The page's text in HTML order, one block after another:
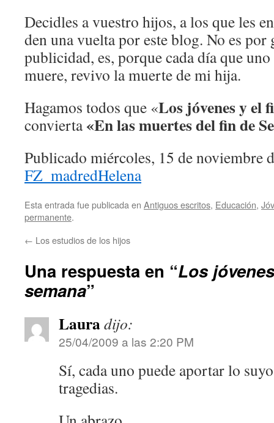
Decidles a vuestro hijos, a los que les
den una vuelta por este blog. No es por
publicidad, es, porque cada día que
muere, revivo la muerte de mi hija.
Hagamos todos que «Los jóvenes y el
convierta«En las muertes del fin de
Publicado miércoles, 15 de noviembre
FZ_madredHelena
Esta entrada fue publicada en Antiguos escritos, Educación,
permanente.
← Los estudios de los hijos
Una respuesta en “Los
semana”
Lauradijo:
25/04/2009 a las 2:20 PM
Sí, cada uno puede aportar lo
tragedias.